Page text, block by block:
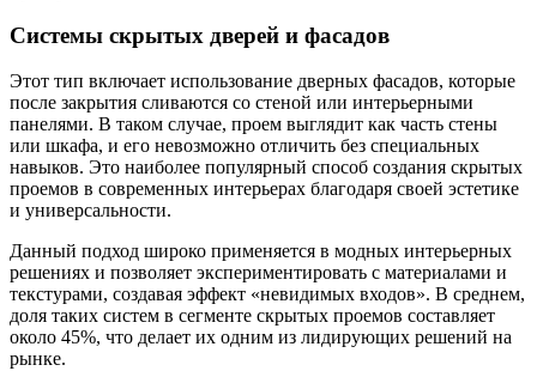
Системы скрытых дверей и фасадов
Этот тип включает использование дверных фасадов, которые
после закрытия сливаются со стеной или интерьерными
панелями. В таком случае, проем выглядит как часть стены
или шкафа, и его невозможно отличить без специальных
навыков. Это наиболее популярный способ создания скрытых
проемов в современных интерьерах благодаря своей эстетике
и универсальности.
Данный подход широко применяется в модных интерьерных
решениях и позволяет экспериментировать с материалами и
текстурами, создавая эффект «невидимых входов». В среднем,
доля таких систем в сегменте скрытых проемов составляет
около 45%, что делает их одним из лидирующих решений на
рынке.